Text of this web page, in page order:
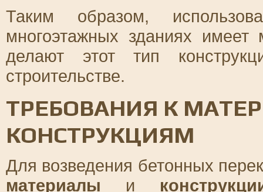
Таким образом,
многоэтажных зданиях
делают этот тип
строительстве.
ТРЕБОВАНИЯ К
КОНСТРУКЦИЯМ
Для возведения бетонных
материалы и